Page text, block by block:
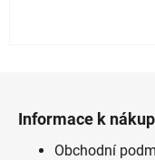
Informace k
Obchodní